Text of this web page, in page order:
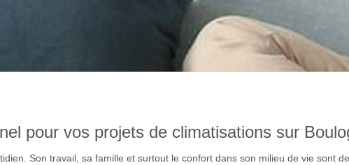
pour vos projets de climatisations sur
Son travail, sa famille et surtout le confort dans son milieu de vie sont